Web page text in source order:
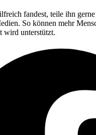
fandest, teile ihn
So können mehr
wird unterstützt.